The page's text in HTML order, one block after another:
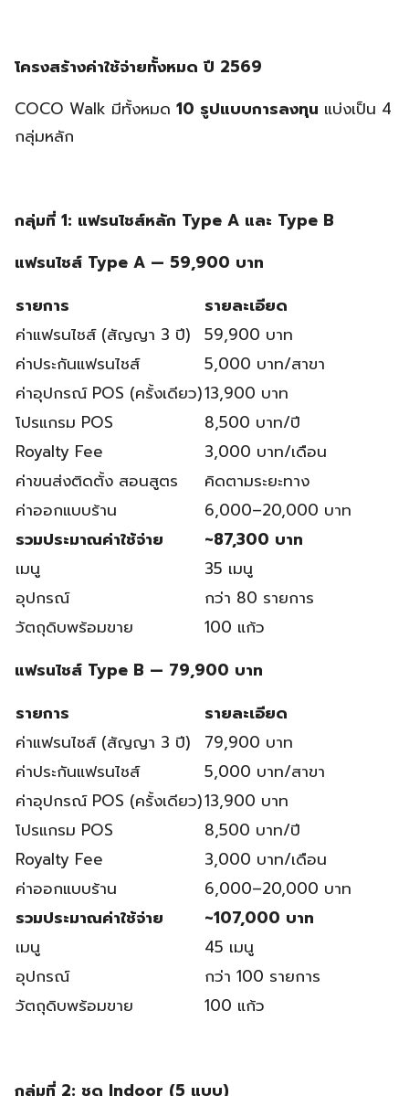
โครงสร้างค่าใช้จ่ายทั้งหมด ปี 2569
COCO Walk มีทั้งหมด 10 รูปแบบการลงทุน แบ่งเป็น 4
กลุ่มหลัก
กลุ่มที่ 1: แฟรนไชส์หลัก Type A และ Type B
แฟรนไชส์ Type A — 59,900 บาท
รายการ
รายละเอียด
ค่าแฟรนไชส์ (สัญญา 3 ปี)
59,900 บาท
ค่าประกันแฟรนไชส์
5,000 บาท/สาขา
ค่าอุปกรณ์ POS (ครั้งเดียว)13,900 บาท
โปรแกรม POS
8,500 บาท/ปี
Royalty Fee
3,000 บาท/เดือน
ค่าขนส่งติดตั้ง สอนสูตร
คิดตามระยะทาง
ค่าออกแบบร้าน
6,000–20,000 บาท
รวมประมาณค่าใช้จ่าย
~87,300 บาท
เมนู
35 เมนู
อุปกรณ์
กว่า 80 รายการ
วัตถุดิบพร้อมขาย
100 แก้ว
แฟรนไชส์ Type B — 79,900 บาท
รายการ
รายละเอียด
ค่าแฟรนไชส์ (สัญญา 3 ปี)
79,900 บาท
ค่าประกันแฟรนไชส์
5,000 บาท/สาขา
ค่าอุปกรณ์ POS (ครั้งเดียว)13,900 บาท
โปรแกรม POS
8,500 บาท/ปี
Royalty Fee
3,000 บาท/เดือน
ค่าออกแบบร้าน
6,000–20,000 บาท
รวมประมาณค่าใช้จ่าย
~107,000 บาท
เมนู
45 เมนู
อุปกรณ์
กว่า 100 รายการ
วัตถุดิบพร้อมขาย
100 แก้ว
กลุ่มที่ 2: ชุด Indoor (5 แบบ)